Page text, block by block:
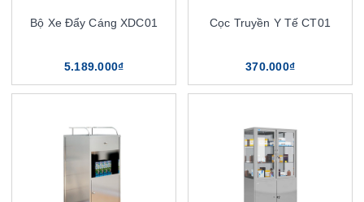
Bộ Xe Đẩy Cáng XDC01
5.189.000₫
Cọc Truyền Y Tế CT01
370.000₫